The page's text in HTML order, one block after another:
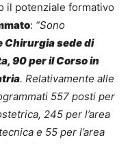
il potenziale formativo
: “Sono
Chirurgia sede di
90 per il Corso in
. Relativamente alle
557 posti per
245 per l’area
e 55 per l’area